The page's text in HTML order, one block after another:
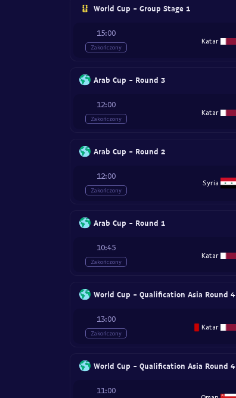
World Cup - Group Stage 1
15:00
Zakończony
Katar
Arab Cup - Round 3
12:00
Zakończony
Katar
Arab Cup - Round 2
12:00
Zakończony
Syria
Arab Cup - Round 1
10:45
Zakończony
Katar
World Cup - Qualification Asia Round 4
13:00
Zakończony
Katar
World Cup - Qualification Asia Round 4
11:00